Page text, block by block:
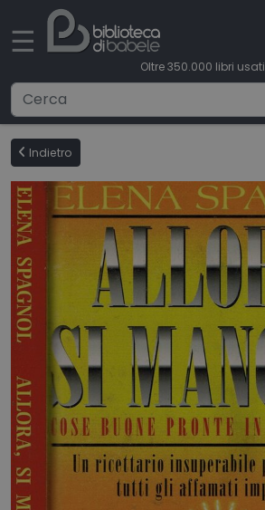
☰
Oltre 350.000 libri usati
Ricerca avanzata
CATEGORIE
CONDIZIONI DI VENDITA
BOOKLOVERS CARD
SPEDIZIONI
CONTATTI
HOME
Indietro